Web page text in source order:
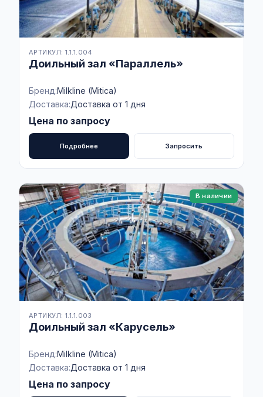
АРТИКУЛ: 1.1.1.004
Доильный зал «Параллель»
Бренд:Milkline (Mitica)
Доставка:Доставка от 1 дня
Цена по запросу
Подробнее Запросить
В наличии
АРТИКУЛ: 1.1.1.003
Доильный зал «Карусель»
Бренд:Milkline (Mitica)
Доставка:Доставка от 1 дня
Цена по запросу